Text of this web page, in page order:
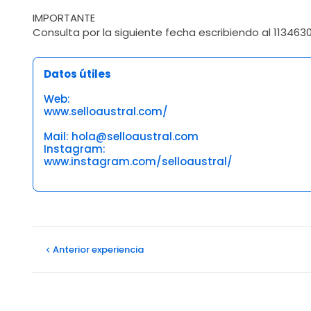
IMPORTANTE
Consulta por la siguiente fecha escribiendo al
Datos útiles
Web:
www.selloaustral.com/
Mail: hola@selloaustral.com
Instagram:
www.instagram.com/selloaustral/
Anteriorexperiencia